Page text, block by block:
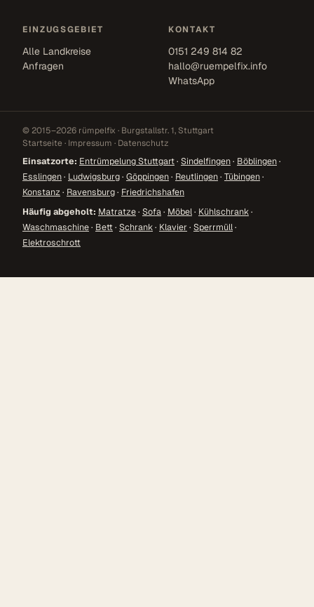
EINZUGSGEBIET
Alle Landkreise
Anfragen
KONTAKT
0151 249 814 82
hallo@ruempelfix.info
WhatsApp
© 2015–2026 rümpelfix · Burgstallstr. 1, Stuttgart
Startseite · Impressum · Datenschutz
Einsatzorte: Entrümpelung Stuttgart· Sindelfingen· Böblingen·
Esslingen· Ludwigsburg· Göppingen· Reutlingen· Tübingen·
Konstanz· Ravensburg· Friedrichshafen
Häufig abgeholt: Matratze· Sofa· Möbel· Kühlschrank·
Waschmaschine· Bett· Schrank· Klavier · Sperrmüll·
Elektroschrott